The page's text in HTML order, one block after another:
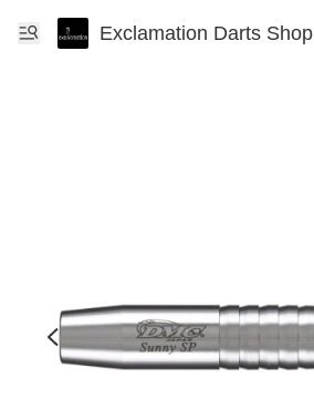
Exclamation Darts Shop